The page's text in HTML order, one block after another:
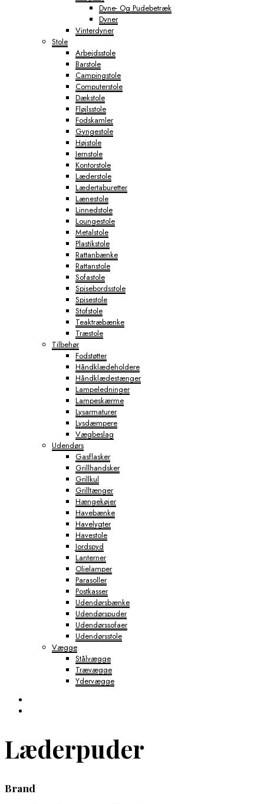
Dyne- Og Pudebetræk
Dyner
Vinterdyner
Stole
Arbejdsstole
Barstole
Campingstole
Computerstole
Dækstole
Fløjlsstole
Fodskamler
Gyngestole
Højstole
Jernstole
Kontorstole
Læderstole
Lædertaburetter
Lænestole
Linnedstole
Loungestole
Metalstole
Plastikstole
Rattanbænke
Rattanstole
Sofastole
Spisebordsstole
Spisestole
Stofstole
Teaktræbænke
Træstole
Tilbehør
Fodstøtter
Håndklædeholdere
Håndklædestænger
Lampeledninger
Lampeskærme
Lysarmaturer
Lysdæmpere
Vægbeslag
Udendørs
Gasflasker
Grillhandsker
Grillkul
Grilltænger
Hængekøjer
Havebænke
Havelygter
Havestole
Jordspyd
Lanterner
Olielamper
Parasoller
Postkasser
Udendørsbænke
Udendørspuder
Udendørssofaer
Udendørsstole
Vægge
Stålvægge
Trævægge
Ydervægge
Læderpuder
Brand